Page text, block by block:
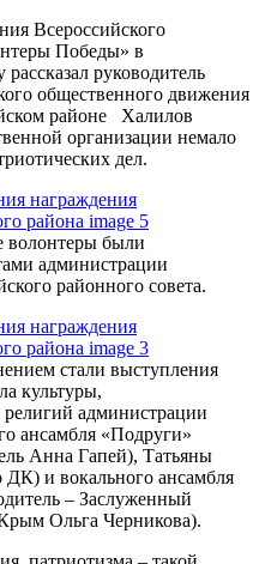
Всероссийского
Победы» в
руководитель
общественного движения
районе Халилов
организации немало
дел.
волонтеры были
администрации
районного совета.
стали выступления
культуры,
администрации
ансамбля «Подруги»
Анна Гапей), Татьяны
и вокального ансамбля
– Заслуженный
Ольга Черникова).